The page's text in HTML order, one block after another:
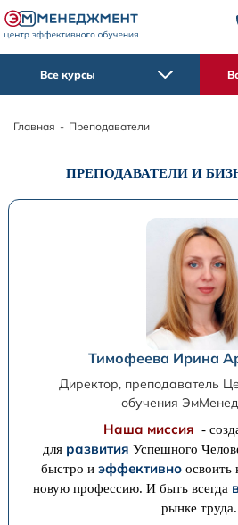
Все курсы
Главная - Преподаватели
ПРЕПОДАВАТЕЛИ И
Тимофеева Ирина
Директор, преподаватель
обучения
Наша миссия -
для развитияУспешного
быстро иэффективно освоить
новую профессию. И быть всегда
рынке труда.